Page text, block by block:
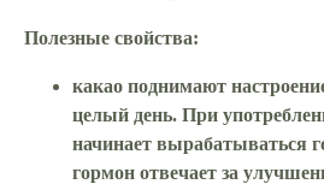
Полезные свойства:
какао поднимают
целый день. При
начинает вырабатываться
гормон отвечает за